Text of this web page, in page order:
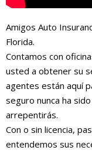
Amigos Auto
Florida.
Contamos con
usted a obtener su
agentes están aquí
seguro nunca ha
arrepentirás.
Con o sin licencia,
entendemos sus